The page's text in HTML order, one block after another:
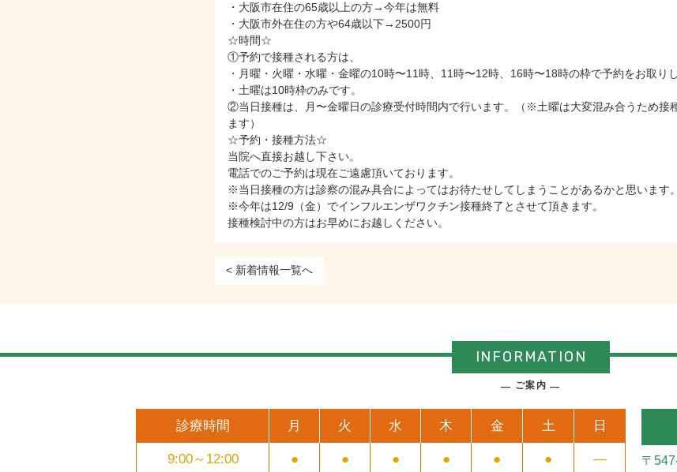
・大阪市在住の65歳以上の方→今年は無料
・大阪市外在住の方や64歳以下→2500円
☆時間☆
①予約で接種される方は、
・月曜・火曜・水曜・金曜の10時〜11時、11時〜12時、16時〜18時の枠で予約をお取りし
・土曜は10時枠のみです。
②当日接種は、月〜金曜日の診療受付時間内で行います。（※土曜は大変混み合うため接
ます）
☆予約・接種方法☆
当院へ直接お越し下さい。
電話でのご予約は現在ご遠慮頂いております。
※当日接種の方は診察の混み具合によってはお待たせしてしまうことがあるかと思います
※今年は12/9（金）でインフルエンザワクチン接種終了とさせて頂きます。
接種検討中の方はお早めにお越しください。
< 新着情報一覧へ
INFORMATION
ご案内
診療時間 月 火 水 木 金 土 日
9:00～ 12:00 ● ● ● ● ● ● ― 〒